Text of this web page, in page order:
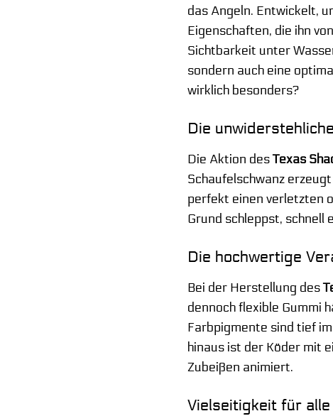
das Angeln. Entwickelt,
Eigenschaften, die ihn
Sichtbarkeit unter
sondern auch eine
wirklich besonders?
Die
Die Aktion desTexas
Schaufelschwanz
perfekt einen verletzten
Grund schleppst, schnell
Die hochwertige
Bei der Herstellung des
dennoch flexible Gummi
Farbpigmente sind tief
hinaus ist der Köder mit
Zubeißen animiert.
Vielseitigkeit für